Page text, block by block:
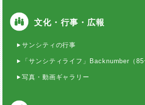
文化・行事・広報
サンシティの行事
「サンシティライフ」Backnumber（85
写真・動画ギャラリー